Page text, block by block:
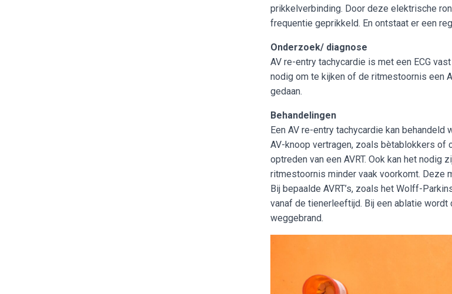
prikkelverbinding. Door deze elektrische
frequentie geprikkeld. En ontstaat er een
Onderzoek/ diagnose
AV re-entry tachycardie is met een ECG
nodig om te kijken of de ritmestoornis een
gedaan.
Behandelingen
Een AV re-entry tachycardie kan
AV-knoop vertragen, zoals bètablokkers of
optreden van een AVRT. Ook kan het
ritmestoornis minder vaak voorkomt. Deze
Bij bepaalde AVRT’s, zoals het Wolff-
vanaf de tienerleeftijd. Bij een ablatie
weggebrand.